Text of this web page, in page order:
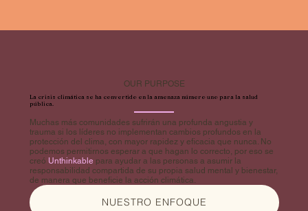
OUR PURPOSE
La crisis climática se ha convertido en la amenaza número uno para la salud
pública.
Muchas más comunidades sufrirán una profunda angustia y
trauma si los líderes no implementan cambios profundos en la
protección del clima, con mayor rapidez y eficacia que nunca. No
podemos permitirnos esperar a que hagan lo correcto, por eso se
creó Unthinkable para ayudar a las personas a asumir la
responsabilidad compartida de su propia salud mental y bienestar,
de manera que beneficie la acción climática.
NUESTRO ENFOQUE